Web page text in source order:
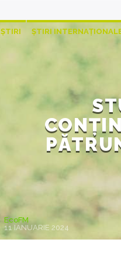
ȘTIRI ȘTIRI
EcoFM
11 IANUARIE 2024